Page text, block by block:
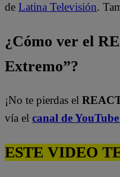
de Latina Televisión.
¿Cómo ver el
Extremo”?
¡No te pierdas el
vía el canal de
ESTE VIDEO